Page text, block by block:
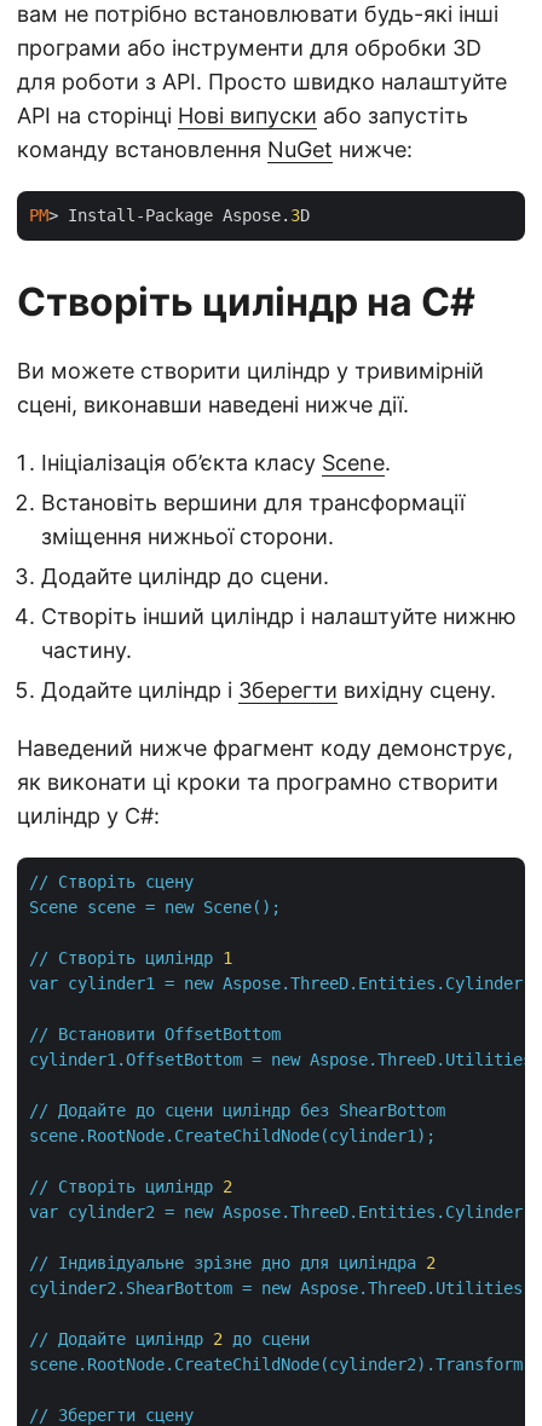
вам не потрібно встановлювати будь-які інші
програми або інструменти для обробки 3D
для роботи з API. Просто швидко налаштуйте
API на сторінці Нові випуски або запустіть
команду встановлення NuGet нижче:
PM> Install-Package Aspose. 3
Створіть циліндр на C#
Ви можете створити циліндр у тривимірній
сцені, виконавши наведені нижче дії.
Ініціалізація об’єкта класу Scene.
Встановіть вершини для трансформації
зміщення нижньої сторони.
Додайте циліндр до сцени.
Створіть інший циліндр і налаштуйте нижню
частину.
Додайте циліндр і Зберегти вихідну сцену.
Наведений нижче фрагмент коду демонструє,
як виконати ці кроки та програмно створити
циліндр у C#:
// Створіть сцену
Scene scene = new Scene();
// Створіть циліндр 1
var cylinder1 = new
// Встановити OffsetBottom
cylinder1.OffsetBottom = new
// Додайте до сцени циліндр без ShearBottom
scene.RootNode.CreateChildNode(cylinder1);
// Створіть циліндр 2
var cylinder2 = new
// Індивідуальне зрізне дно для циліндра 2
cylinder2.ShearBottom = new
// Додайте циліндр 2 до сцени
// Зберегти сцену